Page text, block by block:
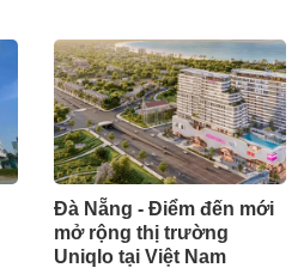
Đà Nẵng - Điểm đến mới
mở rộng thị trường
Uniqlo tại Việt Nam